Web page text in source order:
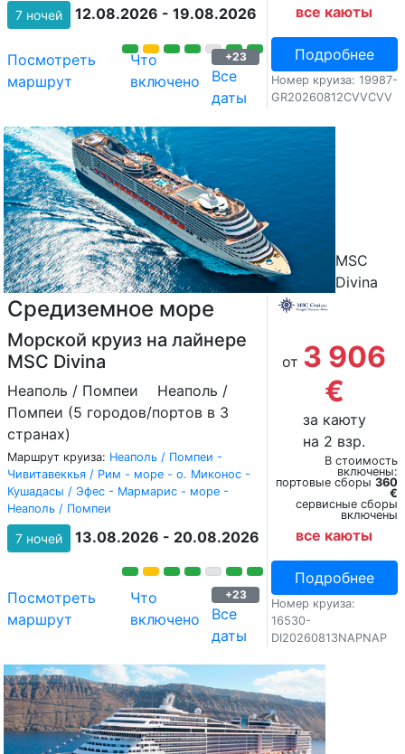
7 ночей 12.08.2026 - 19.08.2026
Посмотреть
маршрут
Что
включено
+23
Все
даты
все каюты
Подробнее
Номер круиза: 19987-
GR20260812CVVCVV
MSC
Divina
Средиземное море
Морской круиз на лайнере
MSC Divina
Неаполь / Помпеи
Неаполь /
Помпеи (5 городов/портов в 3
странах)
Маршрут круиза: Неаполь / Помпеи -
Чивитавеккья / Рим - море - о. Миконос -
Кушадасы / Эфес - Мармарис - море -
Неаполь / Помпеи
7 ночей 13.08.2026 - 20.08.2026
Посмотреть
маршрут
Что
включено
+23
Все
даты
от 3 906
€
за каюту
на 2 взр.
В стоимость
включены:
портовые сборы 360
€
сервисные сборы
включены
все каюты
Подробнее
Номер круиза:
16530-
DI20260813NAPNAP